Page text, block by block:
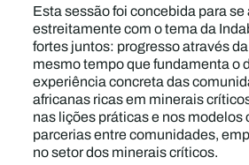
Esta sessão foi concebida para
estreitamente com o tema da
fortes juntos: progresso através
mesmo tempo que fundamenta o
experiência concreta das
africanas ricas em minerais
nas lições práticas e nos
parcerias entre comunidades,
no setor dos minerais críticos.